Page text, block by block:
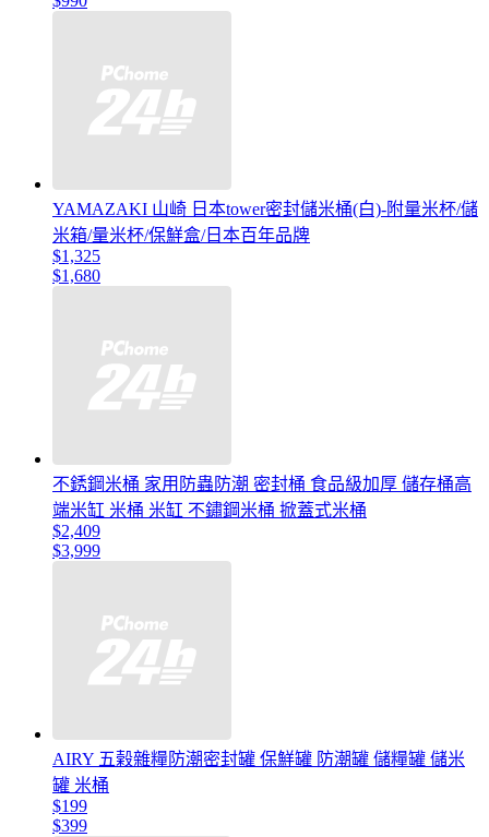
YAMAZAKI 山崎 日本tower密封儲米桶(白)-附量米杯/儲
米箱/量米杯/保鮮盒/日本百年品牌
$1,325
$1,680
不銹鋼米桶 家用防蟲防潮 密封桶 食品級加厚 儲存桶高
端米缸 米桶 米缸 不鏽鋼米桶 掀蓋式米桶
$2,409
$3,999
AIRY 五榖雜糧防潮密封罐 保鮮罐 防潮罐 儲糧罐 儲米
罐 米桶
$199
$399